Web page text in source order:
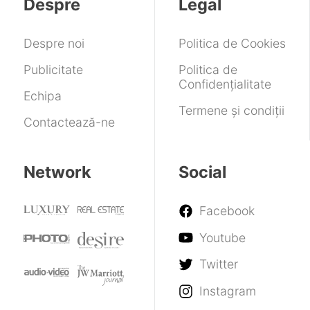
de
pini
2026,
cu
puține
schimbări
la
după
retragerea
piața
Despre
Despre noi
Publicitate
Echipa
Contactează-ne
Legal
Politica de Cookies
Politica de
Confidențialitate
Termene și condiții
Network Social
Facebook
Youtube
Twitter
Instagram